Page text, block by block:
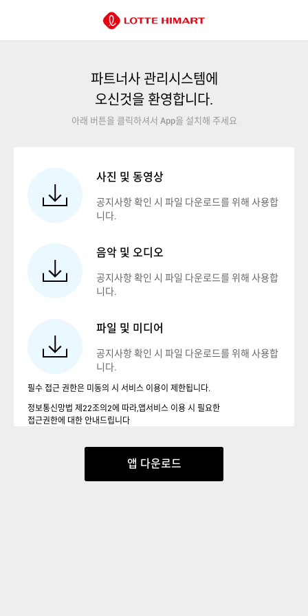
파트너사 관리시스템에
오신것을 환영합니다.
아래 버튼을 클릭하셔서 App을 설치해 주세요
사진 및 동영상
공지사항 확인 시 파일 다운로드를 위해 사용합
니다.
음악 및 오디오
공지사항 확인 시 파일 다운로드를 위해 사용합
니다.
파일 및 미디어
공지사항 확인 시 파일 다운로드를 위해 사용합
니다.
필수 접근 권한은 미동의 시 서비스 이용이 제한됩니다.
정보통신망법 제22조의2에 따라,앱서비스 이용 시 필요한
접근권한에 대한 안내드립니다
앱 다운로드